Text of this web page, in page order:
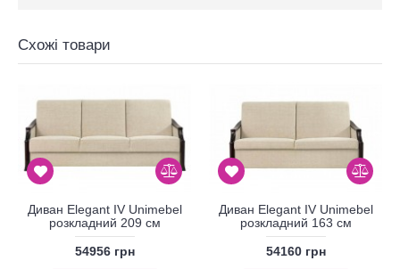
Схожі товари
Диван Elegant IV Unimebel
розкладний 209 см
54956 грн
Диван Elegant IV Unimebel
розкладний 163 см
54160 грн